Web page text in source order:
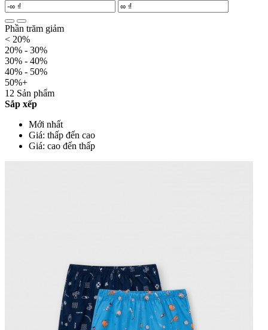
Phần trăm giảm
< 20%
20% - 30%
30% - 40%
40% - 50%
50%+
12 Sản phẩm
Sắp xếp
Mới nhất
Giá: thấp đến cao
Giá: cao đến thấp